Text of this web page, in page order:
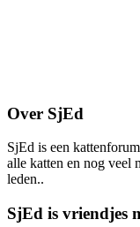
Over SjEd
SjEd is een
alle katten en nog veel
leden..
SjEd is vriendjes